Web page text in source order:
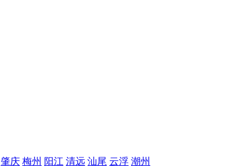
肇庆 梅州 阳江 清远 汕尾 云浮 潮州